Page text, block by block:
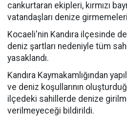
cankurtaran ekipleri, kırmızı
vatandaşları denize
Kocaeli'nin Kandıra ilçesinde
deniz şartları nedeniyle tüm
yasaklandı.
Kandıra Kaymakamlığından
ve deniz koşullarının
ilçedeki sahillerde denize
verilmeyeceği bildirildi.